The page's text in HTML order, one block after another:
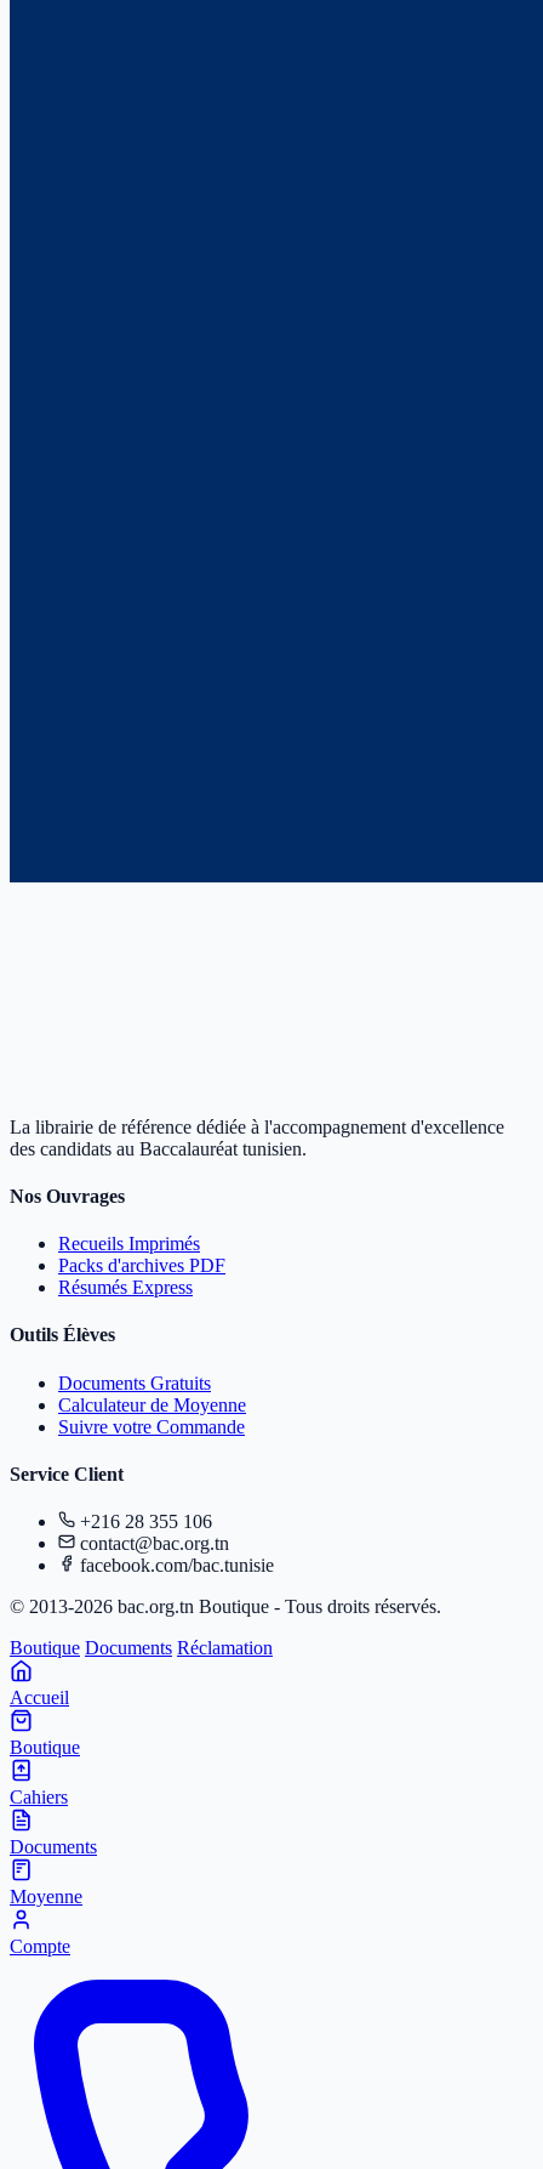
La librairie de référence dédiée à l'accompagnement d'excellence
des candidats au Baccalauréat tunisien.
Nos Ouvrages
Recueils Imprimés
Packs d'archives PDF
Résumés Express
Outils Élèves
Documents Gratuits
Calculateur de Moyenne
Suivre votre Commande
Service Client
+216 28 355 106
contact@bac.org.tn
facebook.com/bac.tunisie
© 2013-2026 bac.org.tn Boutique - Tous droits réservés.
Boutique Documents Réclamation
Accueil
Boutique
Cahiers
Documents
Moyenne
Compte